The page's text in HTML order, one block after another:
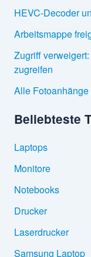
HEVC-Decoder
Arbeitsmappe
Zugriff
zugreifen
Alle
Beliebteste
Laptops
Monitore
Notebooks
Drucker
Laserdrucker
Samsung Laptop